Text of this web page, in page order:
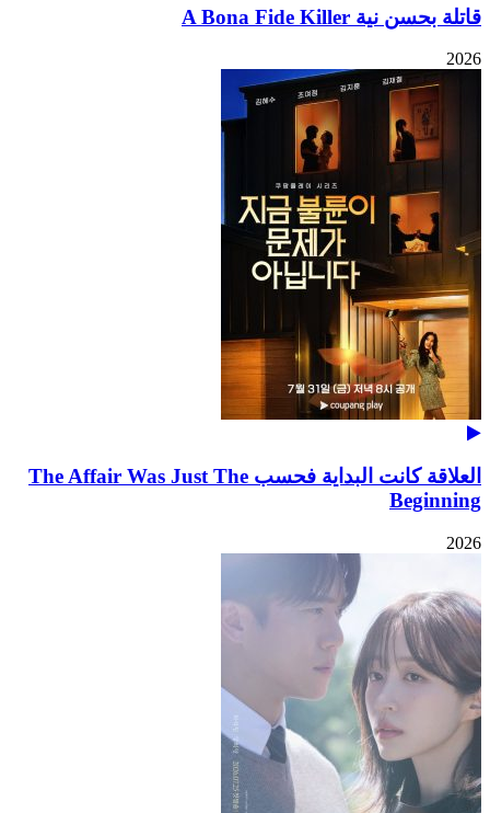
قاتلة بحسن نية A Bona Fide Killer
2026
العلاقة كانت البداية فحسب The Affair Was Just The
Beginning
2026